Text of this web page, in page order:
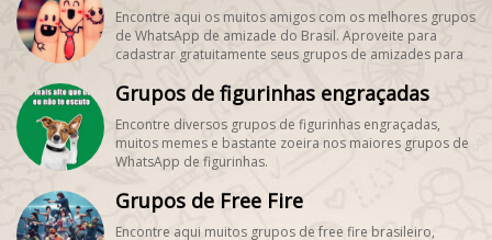
Encontre aqui os muitos amigos com os melhores grupos
de WhatsApp de amizade do Brasil. Aproveite para
cadastrar gratuitamente seus grupos de amizades para
Grupos de figurinhas engraçadas
Encontre diversos grupos de figurinhas engraçadas,
muitos memes e bastante zoeira nos maiores grupos de
WhatsApp de figurinhas.
Grupos de Free Fire
Encontre aqui muitos grupos de free fire brasileiro,